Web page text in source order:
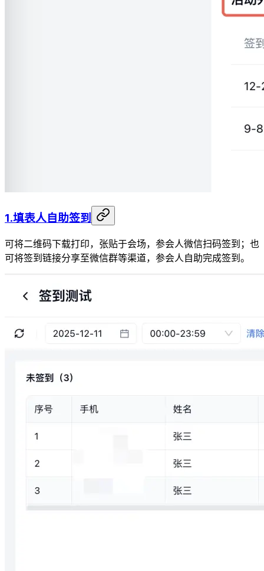
1.填表人自助签到
可将二维码下载打印，张贴于会场，参会人微信扫码签到；也
可将签到链接分享至微信群等渠道，参会人自助完成签到。